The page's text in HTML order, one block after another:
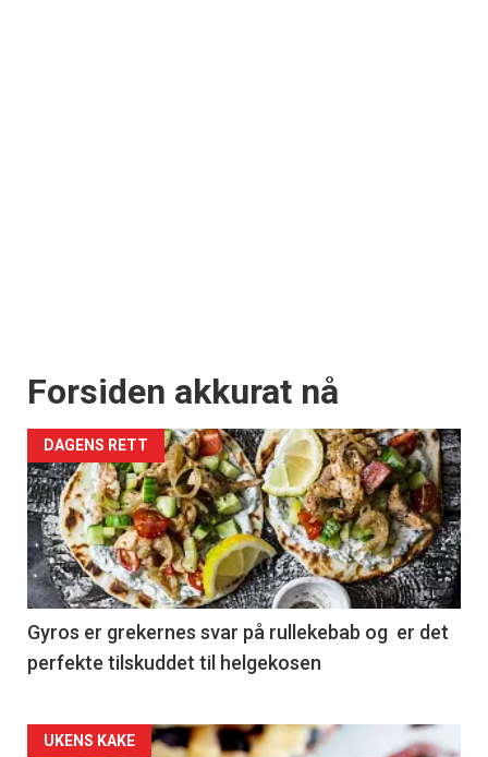
Forsiden akkurat nå
DAGENS RETT
Gyros er grekernes svar på rullekebab og er det
perfekte tilskuddet til helgekosen
Forsiden
UKENS KAKE